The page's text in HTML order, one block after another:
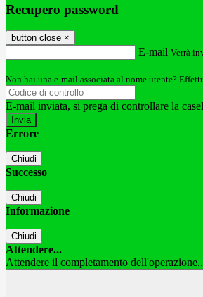
Recupero password
button close ×
E-mail Verrà
Non hai una e-mail associata al nome utente?
E-mail inviata, si prega di controllare la
Errore
Chiudi
Successo
Chiudi
Informazione
Chiudi
Attendere...
Attendere il completamento